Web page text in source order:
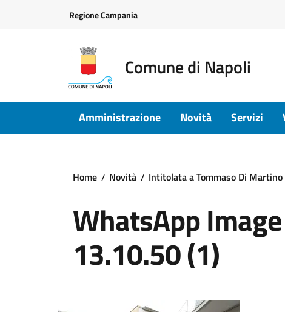
Regione Campania
Comune di Napoli
Amministrazione Novità Servizi
Home Novità Intitolata a Tommaso Di
WhatsApp
13.10.50 (1)